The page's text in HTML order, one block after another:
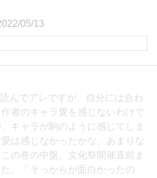
05/13
んでアレですが、自分には合わ
者のキャラ愛を感じないわけで
キャラが駒のように感じてしま
は感じなかったかな。あまりな
の巻の中盤、文化祭開催直前ま
。「そっからが面白かったの